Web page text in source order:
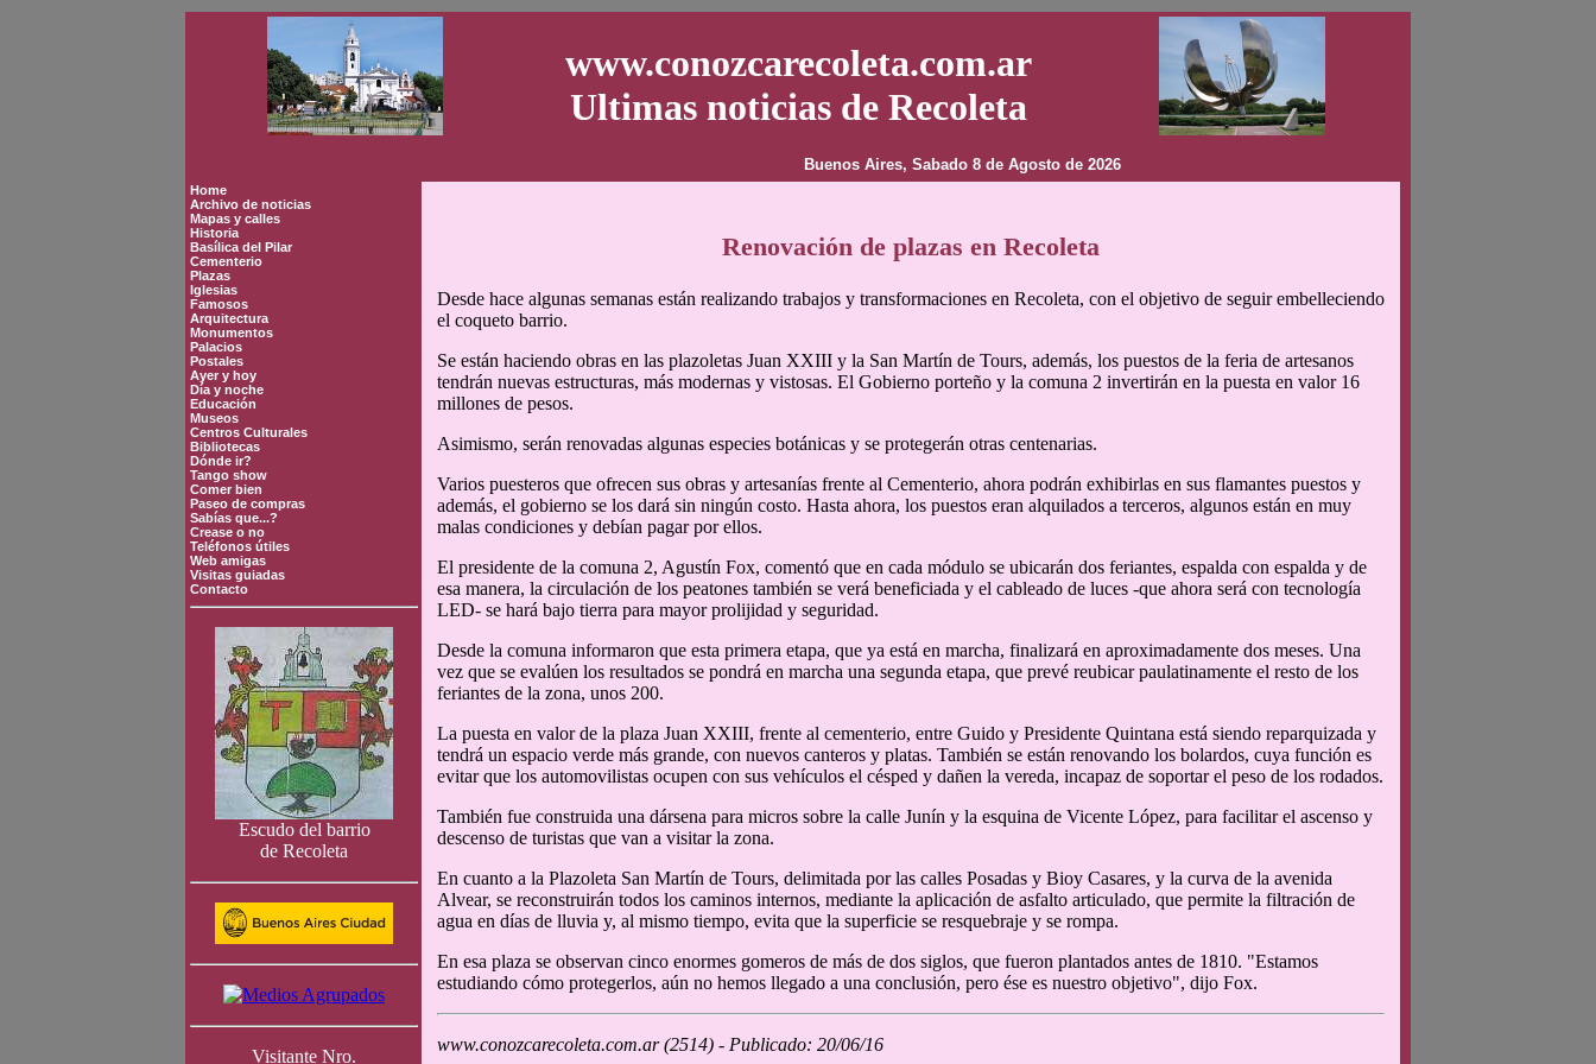
www.conozcarecoleta.com.ar
Ultimas noticias de Recoleta
Buenos Aires, Sabado 8 de Agosto de 2026
Home
Archivo de noticias
Mapas y calles
Historia
Basílica del Pilar
Cementerio
Plazas
Iglesias
Famosos
Arquitectura
Monumentos
Palacios
Postales
Ayer y hoy
Día y noche
Educación
Museos
Centros Culturales
Bibliotecas
Dónde ir?
Tango show
Comer bien
Paseo de compras
Sabías que...?
Crease o no
Teléfonos útiles
Web amigas
Visitas guiadas
Contacto
Escudo del barrio
de Recoleta
Visitante Nro.
Renovación de plazas en Recoleta
Desde hace algunas semanas están realizando trabajos y transformaciones en Recoleta, con el objetivo de seguir embelleciendo
el coqueto barrio.
Se están haciendo obras en las plazoletas Juan XXIII y la San Martín de Tours, además, los puestos de la feria de artesanos
tendrán nuevas estructuras, más modernas y vistosas. El Gobierno porteño y la comuna 2 invertirán en la puesta en valor 16
millones de pesos.
Asimismo, serán renovadas algunas especies botánicas y se protegerán otras centenarias.
Varios puesteros que ofrecen sus obras y artesanías frente al Cementerio, ahora podrán exhibirlas en sus flamantes puestos y
además, el gobierno se los dará sin ningún costo. Hasta ahora, los puestos eran alquilados a terceros, algunos están en muy
malas condiciones y debían pagar por ellos.
El presidente de la comuna 2, Agustín Fox, comentó que en cada módulo se ubicarán dos feriantes, espalda con espalda y de
esa manera, la circulación de los peatones también se verá beneficiada y el cableado de luces -que ahora será con tecnología
LED- se hará bajo tierra para mayor prolijidad y seguridad.
Desde la comuna informaron que esta primera etapa, que ya está en marcha, finalizará en aproximadamente dos meses. Una
vez que se evalúen los resultados se pondrá en marcha una segunda etapa, que prevé reubicar paulatinamente el resto de los
feriantes de la zona, unos 200.
La puesta en valor de la plaza Juan XXIII, frente al cementerio, entre Guido y Presidente Quintana está siendo reparquizada y
tendrá un espacio verde más grande, con nuevos canteros y platas. También se están renovando los bolardos, cuya función es
evitar que los automovilistas ocupen con sus vehículos el césped y dañen la vereda, incapaz de soportar el peso de los rodados.
También fue construida una dársena para micros sobre la calle Junín y la esquina de Vicente López, para facilitar el ascenso y
descenso de turistas que van a visitar la zona.
En cuanto a la Plazoleta San Martín de Tours, delimitada por las calles Posadas y Bioy Casares, y la curva de la avenida
Alvear, se reconstruirán todos los caminos internos, mediante la aplicación de asfalto articulado, que permite la filtración de
agua en días de lluvia y, al mismo tiempo, evita que la superficie se resquebraje y se rompa.
En esa plaza se observan cinco enormes gomeros de más de dos siglos, que fueron plantados antes de 1810. "Estamos
estudiando cómo protegerlos, aún no hemos llegado a una conclusión, pero ése es nuestro objetivo", dijo Fox.
www.conozcarecoleta.com.ar (2514) - Publicado: 20/06/16